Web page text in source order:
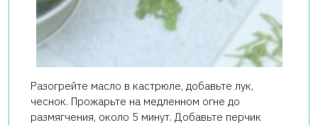
Разогрейте масло в кастрюле, добавьте лук,
чеснок. Прожарьте на медленном огне до
размягчения, около 5 минут. Добавьте перчик